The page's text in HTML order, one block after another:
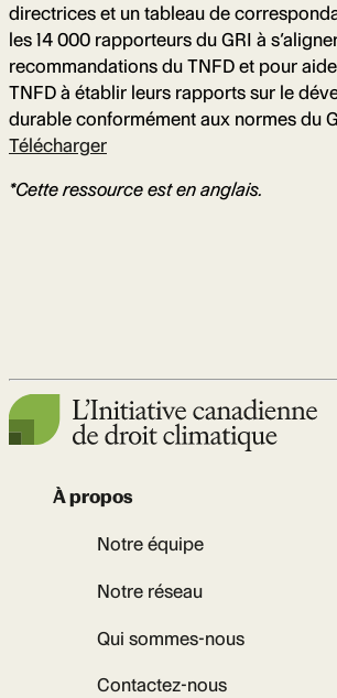
directrices et un tableau de
les 14 000 rapporteurs du GRI à
recommandations du TNFD et pour
TNFD à établir leurs rapports sur le
durable conformément aux normes du
Télécharger
*Cette ressource est en anglais.
À propos
Notre équipe
Notre réseau
Qui sommes-nous
Contactez-nous